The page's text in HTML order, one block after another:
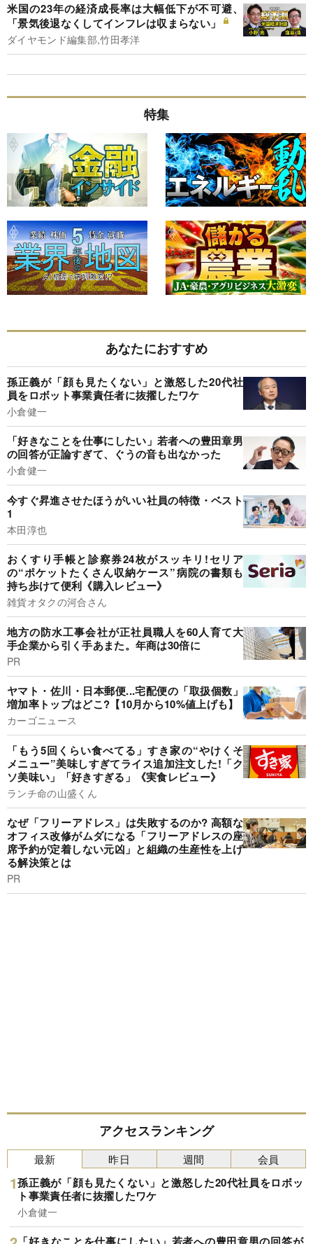
米国の23年の経済成長率は大幅低下が不可避、
「景気後退なくしてインフレは収まらない」
ダイヤモンド編集部,竹田孝洋
特集
あなたにおすすめ
孫正義が「顔も見たくない」と激怒した20代社
員をロボット事業責任者に抜擢したワケ
小倉健一
「好きなことを仕事にしたい」若者への豊田章男
の回答が正論すぎて、ぐうの音も出なかった
小倉健一
今すぐ昇進させたほうがいい社員の特徴・ベスト
1
本田淳也
おくすり手帳と診察券24枚がスッキリ!セリア
の“ポケットたくさん収納ケース”病院の書類も
持ち歩けて便利《購入レビュー》
雑貨オタクの河合さん
地方の防水工事会社が正社員職人を60人育て大
手企業から引く手あまた。年商は30倍に
PR
ヤマト・佐川・日本郵便...宅配便の「取扱個数」
増加率トップはどこ?【10月から10%値上げも】
カーゴニュース
「もう5回くらい食べてる」すき家の“やけくそ
メニュー”美味しすぎてライス追加注文した!「ク
ソ美味い」「好きすぎる」《実食レビュー》
ランチ命の山盛くん
なぜ「フリーアドレス」は失敗するのか? 高額な
オフィス改修がムダになる「フリーアドレスの座
席予約が定着しない元凶」と組織の生産性を上げ
る解決策とは
PR
アクセスランキング
最新
孫正義が「顔も見たくない」と激怒した20代社員をロボッ
ト事業責任者に抜擢したワケ
小倉健一
昨日 週間 会員